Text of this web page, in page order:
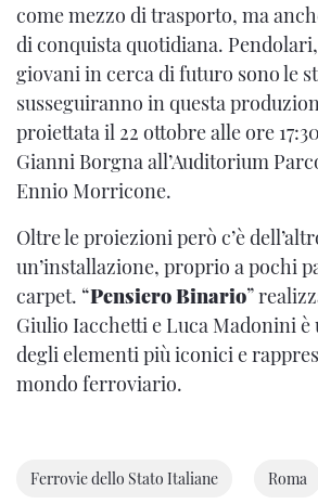
come mezzo di trasporto, ma
di conquista quotidiana.
giovani in cerca di futuro sono le
susseguiranno in questa
proiettata il 22 ottobre alle ore
Gianni Borgna all’Auditorium
Ennio Morricone.
Oltre le proiezioni però c’è
un’installazione, proprio a pochi
carpet. “Pensiero Binario”
Giulio Iacchetti e Luca Madonini è
degli elementi più iconici e
mondo ferroviario.
Ferrovie dello Stato Italiane Roma